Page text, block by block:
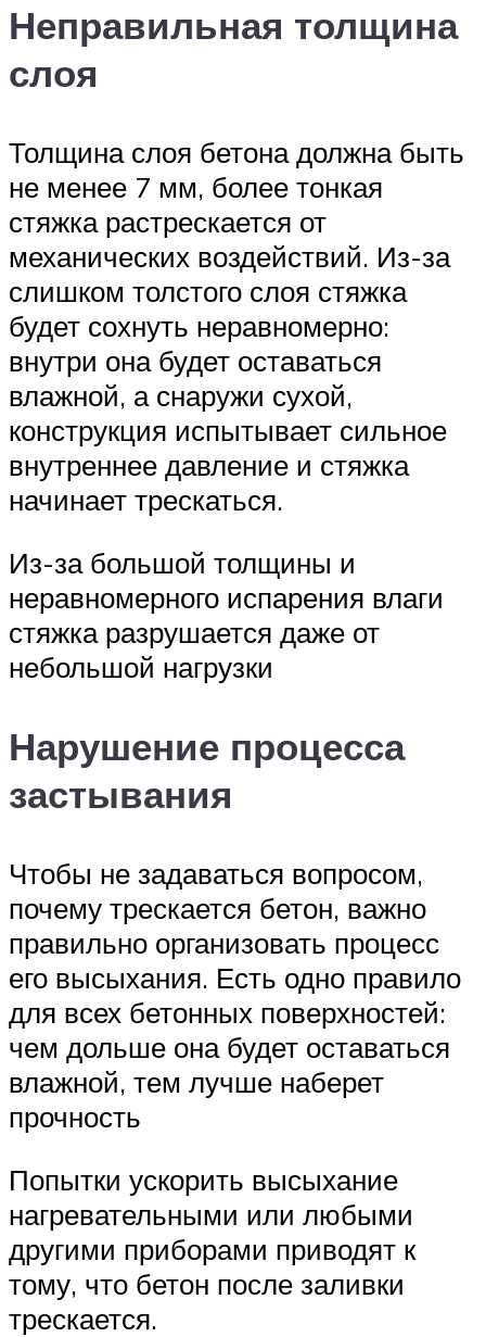
Неправильная толщина
слоя
Толщина слоя бетона должна быть
не менее 7 мм, более тонкая
стяжка растрескается от
механических воздействий. Из-за
слишком толстого слоя стяжка
будет сохнуть неравномерно:
внутри она будет оставаться
влажной, а снаружи сухой,
конструкция испытывает сильное
внутреннее давление и стяжка
начинает трескаться.
Из-за большой толщины и
неравномерного испарения влаги
стяжка разрушается даже от
небольшой нагрузки
Нарушение процесса
застывания
Чтобы не задаваться вопросом,
почему трескается бетон, важно
правильно организовать процесс
его высыхания. Есть одно правило
для всех бетонных поверхностей:
чем дольше она будет оставаться
влажной, тем лучше наберет
прочность
Попытки ускорить высыхание
нагревательными или любыми
другими приборами приводят к
тому, что бетон после заливки
трескается.